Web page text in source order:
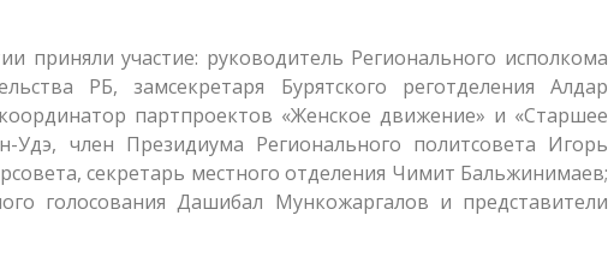
приняли участие: руководитель Регионального исполкома
РБ, замсекретаря Бурятского реготделения Алдар
партпроектов «Женское движение» и «Старшее
член Президиума Регионального политсовета Игорь
секретарь местного отделения Чимит Бальжинимаев;
голосования Дашибал Мункожаргалов и представители